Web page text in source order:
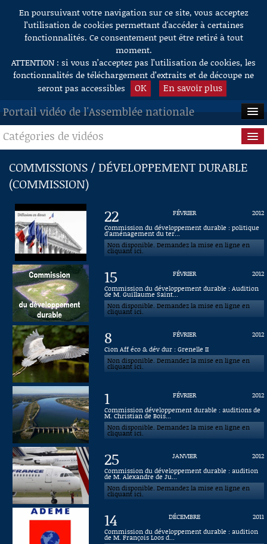
Aller au contenu
En poursuivant votre navigation sur ce site, vous acceptez
l’utilisation de cookies permettant d'accéder à certaines
fonctionnalités. Ce consentement peut être retiré à tout
moment.
ATTENTION : si vous n’acceptez pas l’utilisation de cookies, les
fonctionnalités de téléchargement d’extraits et de découpe ne
seront pas accessibles
OK En savoir plus
Portail vidéo de l'Assemblée nationale
ACCUEIL
EN DIRECT
À LA DEMANDE
RECHERCHE
AIDE À LA DÉCOUPE
DE VIDÉOS
Catégories de vidéos
Séance publique
Questions au Gouvernement
Commissions
Présidence
Connaissance, Histoire
Autres
COMMISSIONS / DÉVELOPPEMENT DURABLE
(COMMISSION)
22 FÉVRIER
2012
Commission du développement durable : politique
d'aménagement du ter...
Non disponible. Demandez la mise en ligne en
cliquant ici.
15 FÉVRIER
2012
Commission du développement durable : Audition
de M. Guillaume Saint...
Non disponible. Demandez la mise en ligne en
cliquant ici.
8 FÉVRIER
2012
Cion Aff éco & dév dur : Grenelle II
Non disponible. Demandez la mise en ligne en
cliquant ici.
1 FÉVRIER
2012
Commission développement durable : auditions de
M. Christian de Bois...
Non disponible. Demandez la mise en ligne en
cliquant ici.
25 JANVIER
2012
Commission du développement durable : audition
de M. Alexandre de Ju...
Non disponible. Demandez la mise en ligne en
cliquant ici.
14 DÉCEMBRE
2011
Commission du développement durable : audition
de M. François Loos d...